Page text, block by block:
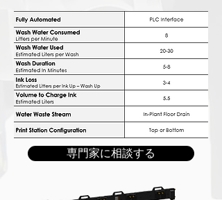
専門家に相談する